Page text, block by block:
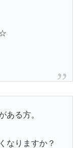
☆
ある方。
なりますか？